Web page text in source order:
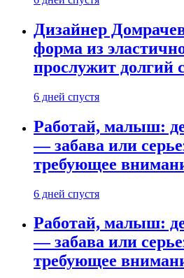
Дизайнер
форма из
прослужит долгий
6 дней спустя
Работай, малыш:
— забава или
требующее
6 дней спустя
Работай, малыш:
— забава или
требующее